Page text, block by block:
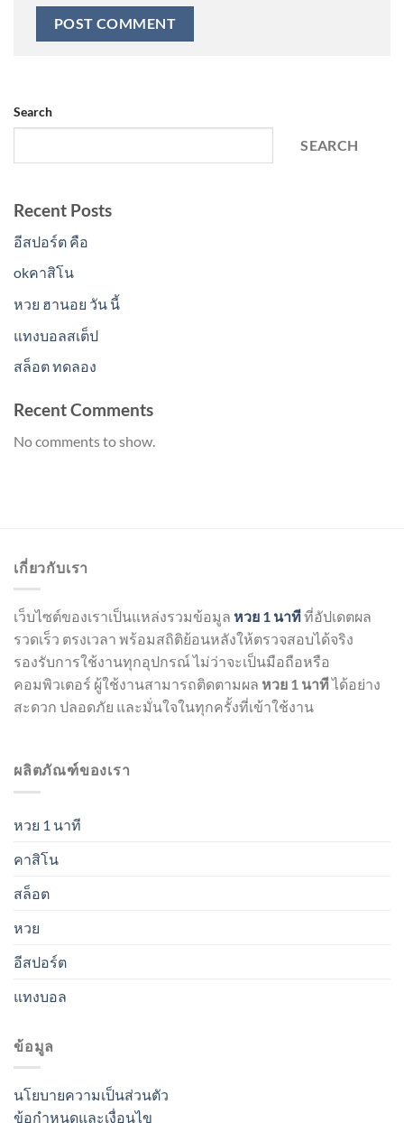
Search
SEARCH
Recent Posts
อีสปอร์ต คือ
okคาสิโน
หวย ฮานอย วัน นี้
แทงบอลสเต็ป
สล็อต ทดลอง
Recent Comments
No comments to show.
เกี่ยวกับเรา
เว็บไซต์ของเราเป็นแหล่งรวมข้อมูล หวย 1 นาทีที่อัปเดตผล
รวดเร็ว ตรงเวลา พร้อมสถิติย้อนหลังให้ตรวจสอบได้จริง
รองรับการใช้งานทุกอุปกรณ์ ไม่ว่าจะเป็นมือถือหรือ
คอมพิวเตอร์ ผู้ใช้งานสามารถติดตามผล หวย 1 นาทีได้อย่าง
สะดวก ปลอดภัย และมั่นใจในทุกครั้งที่เข้าใช้งาน
ผลิตภัณฑ์ของเรา
หวย 1 นาที
คาสิโน
สล็อต
หวย
อีสปอร์ต
แทงบอล
ข้อมูล
นโยบายความเป็นส่วนตัว
ข้อกำหนดและเงื่อนไข